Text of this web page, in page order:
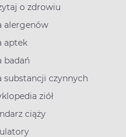
o zdrowiu
alergenów
aptek
badań
substancji czynnych
ziół
ciąży